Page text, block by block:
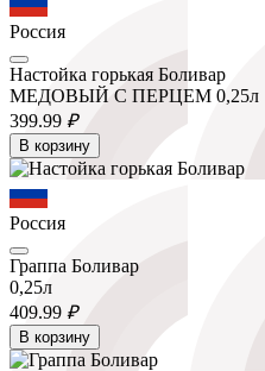
Россия
Настойка горькая Боливар
МЕДОВЫЙ С ПЕРЦЕМ 0,25л
399.99 ₽
В корзину
Россия
Граппа Боливар
0,25л
409.99 ₽
В корзину